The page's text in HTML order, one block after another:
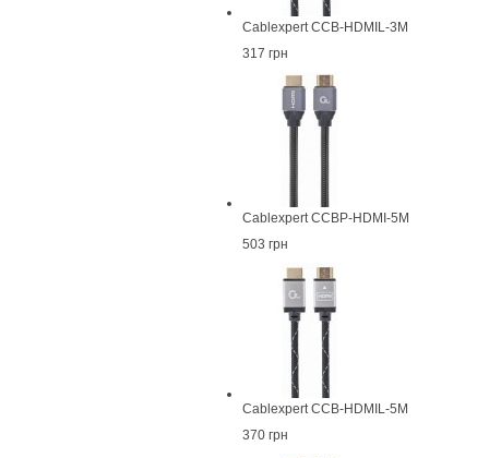
Cablexpert CCB-HDMIL-3M
317 грн
Cablexpert CCBP-HDMI-5M
503 грн
Cablexpert CCB-HDMIL-5M
370 грн